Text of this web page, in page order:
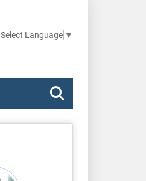
Select Language ▼